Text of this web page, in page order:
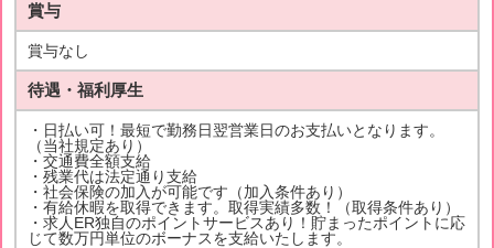
賞与
賞与なし
待遇・福利厚生
・日払い可！最短で勤務日翌営業日のお支払いとなります。
（当社規定あり）
・交通費全額支給
・残業代は法定通り支給
・社会保険の加入が可能です（加入条件あり）
・有給休暇を取得できます。取得実績多数！（取得条件あり）
・求人ER独自のポイントサービスあり！貯まったポイントに応
じて数万円単位のボーナスを支給いたします。